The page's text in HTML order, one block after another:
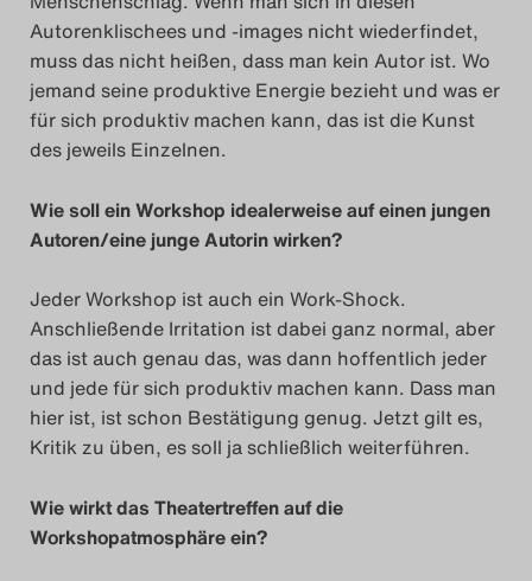
Autorenklischees und -images nicht wiederfindet,
muss das nicht heißen, dass man kein Autor ist. Wo
jemand seine produktive Energie bezieht und was er
für sich produktiv machen kann, das ist die Kunst
des jeweils Einzelnen.
Wie soll ein Workshop idealerweise auf einen jungen
Autoren/eine junge Autorin wirken?
Jeder Workshop ist auch ein Work-Shock.
Anschließende Irritation ist dabei ganz normal, aber
das ist auch genau das, was dann hoffentlich jeder
und jede für sich produktiv machen kann. Dass man
hier ist, ist schon Bestätigung genug. Jetzt gilt es,
Kritik zu üben, es soll ja schließlich weiterführen.
Wie wirkt das Theatertreffen auf die
Workshopatmosphäre ein?